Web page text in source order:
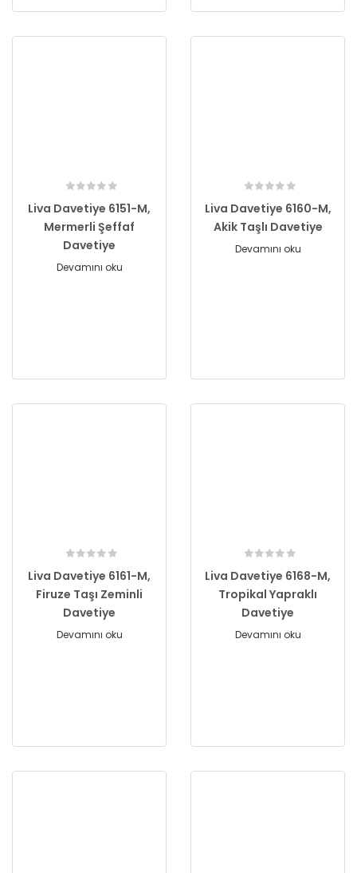
Liva Davetiye 6151-M,
Mermerli Şeffaf
Davetiye
Devamını oku
Liva Davetiye 6160-M,
Akik Taşlı Davetiye
Devamını oku
Liva Davetiye 6161-M,
Firuze Taşı Zeminli
Davetiye
Devamını oku
Liva Davetiye 6168-M,
Tropikal Yapraklı
Davetiye
Devamını oku